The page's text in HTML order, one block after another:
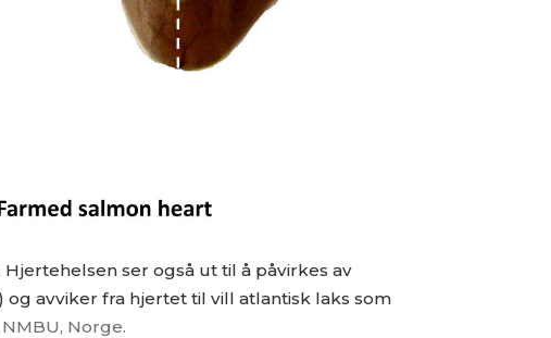
ser også ut til å påvirkes av
avviker fra hjertet til vill atlantisk laks som
Norge.